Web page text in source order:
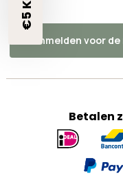
Betalen
Aanmelden voor